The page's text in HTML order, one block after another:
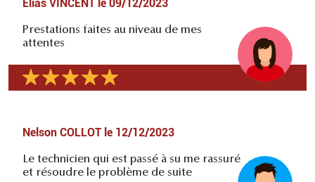
Elias VINCENT le 09/12/2023
Prestations faites au niveau de mes
attentes
Nelson COLLOT le 12/12/2023
Le technicien qui est passé à su me rassuré
et résoudre le problème de suite